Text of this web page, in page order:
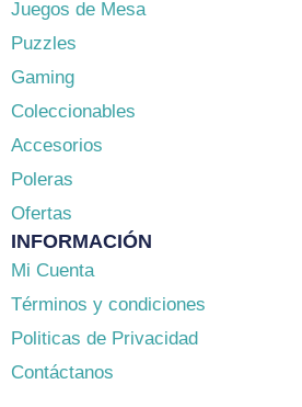
Juegos de Mesa
Puzzles
Gaming
Coleccionables
Accesorios
Poleras
Ofertas
INFORMACIÓN
Mi Cuenta
Términos y condiciones
Politicas de Privacidad
Contáctanos